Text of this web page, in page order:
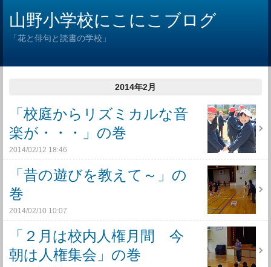
山野小学校にこにこブログ
「花と俳句と読書の学校」
2014年2月
「校庭からリズミカルな音
楽が・・・」の巻
2014/02/12 18:46
「昔の遊びを教えて～」の
巻
2014/02/10 10:07
「２月は校内人権月間 今
朝は人権集会」の巻